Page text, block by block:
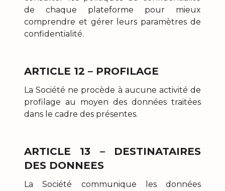
de chaque plateforme pour mieux
comprendre et gérer leurs paramètres de
confidentialité.
ARTICLE 12 – PROFILAGE
La Société ne procède à aucune activité de
profilage au moyen des données traitées
dans le cadre des présentes.
ARTICLE 13 – DESTINATAIRES
DES DONNEES
La Société communique les données